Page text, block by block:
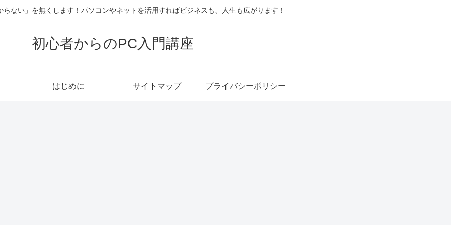
らない」を無くします！パソコンやネットを活用すればビジネスも、人生も広がります！
初心者からのPC入門講座
はじめに サイトマップ プライバシーポリシー